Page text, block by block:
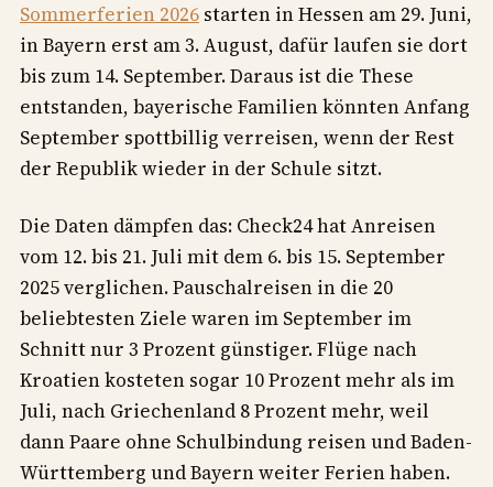
Sommerferien 2026 starten in Hessen am 29. Juni,
in Bayern erst am 3. August, dafür laufen sie dort
bis zum 14. September. Daraus ist die These
entstanden, bayerische Familien könnten Anfang
September spottbillig verreisen, wenn der Rest
der Republik wieder in der Schule sitzt.
Die Daten dämpfen das: Check24 hat Anreisen
vom 12. bis 21. Juli mit dem 6. bis 15. September
2025 verglichen. Pauschalreisen in die 20
beliebtesten Ziele waren im September im
Schnitt nur 3 Prozent günstiger. Flüge nach
Kroatien kosteten sogar 10 Prozent mehr als im
Juli, nach Griechenland 8 Prozent mehr, weil
dann Paare ohne Schulbindung reisen und Baden-
Württemberg und Bayern weiter Ferien haben.